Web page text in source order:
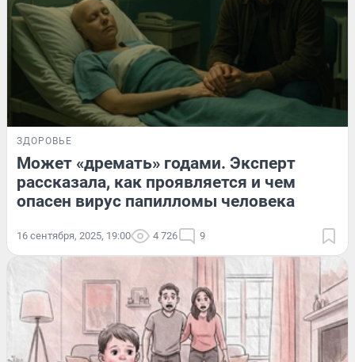
ЗДОРОВЬЕ
Может «дремать» годами. Эксперт
рассказала, как проявляется и чем
опасен вирус папилломы человека
16 сентября, 2025, 19:00 4 726 9